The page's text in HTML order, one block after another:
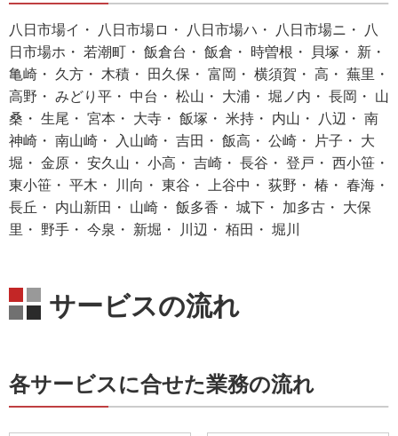
八日市場イ・ 八日市場ロ・ 八日市場ハ・ 八日市場ニ・ 八
日市場ホ・ 若潮町・ 飯倉台・ 飯倉・ 時曽根・ 貝塚・ 新・
亀崎・ 久方・ 木積・ 田久保・ 富岡・ 横須賀・ 高・ 蕪里・
高野・ みどり平・ 中台・ 松山・ 大浦・ 堀ノ内・ 長岡・ 山
桑・ 生尾・ 宮本・ 大寺・ 飯塚・ 米持・ 内山・ 八辺・ 南
神崎・ 南山崎・ 入山崎・ 吉田・ 飯高・ 公崎・ 片子・ 大
堀・ 金原・ 安久山・ 小高・ 吉崎・ 長谷・ 登戸・ 西小笹・
東小笹・ 平木・ 川向・ 東谷・ 上谷中・ 荻野・ 椿・ 春海・
長丘・ 内山新田・ 山崎・ 飯多香・ 城下・ 加多古・ 大保
里・ 野手・ 今泉・ 新堀・ 川辺・ 栢田・ 堀川
サービスの流れ
各サービスに合せた業務の流れ